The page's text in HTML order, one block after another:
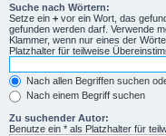
Suche nach Wörtern:
Setze ein + vor ein Wort, das
gefunden werden darf. Verwende
Klammer, wenn nur eines der
Platzhalter für teilweise
Nach allen Begriffen suchen
Nach einem Begriff suchen
Zu suchender Autor:
Benutze ein * als Platzhalter für